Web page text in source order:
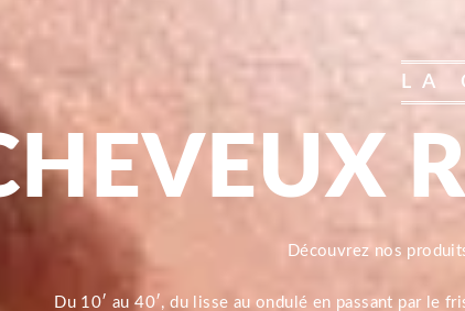
LA
Découvrez nos
Du 10′ au 40′, du lisse au ondulé en passant par le